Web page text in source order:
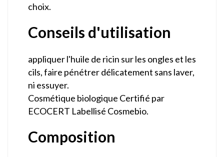
choix.
Conseils d'utilisation
appliquer l'huile de ricin sur les ongles et les
cils, faire pénétrer délicatement sans laver,
ni essuyer.
Cosmétique biologique Certifié par
ECOCERT Labellisé Cosmebio.
Composition